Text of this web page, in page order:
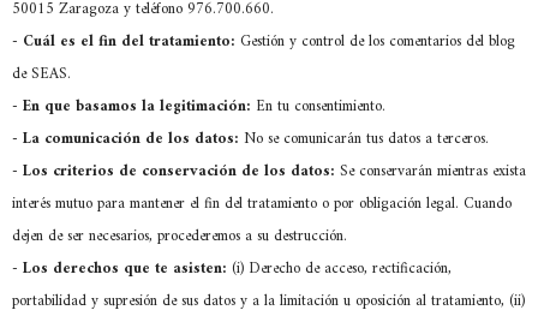
50015 Zaragoza y teléfono 976.700.660.
- Cuál es el fin del tratamiento: Gestión y control de los comentarios del blog
de SEAS.
- En que basamos la legitimación: En tu consentimiento.
- La comunicación de los datos: No se comunicarán tus datos a terceros.
- Los criterios de conservación de los datos: Se conservarán mientras exista
interés mutuo para mantener el fin del tratamiento o por obligación legal. Cuando
dejen de ser necesarios, procederemos a su destrucción.
- Los derechos que te asisten: (i) Derecho de acceso, rectificación,
portabilidad y supresión de sus datos y a la limitación u oposición al tratamiento, (ii)